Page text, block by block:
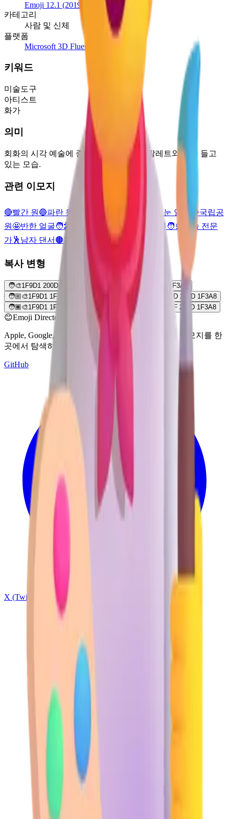
Emoji 12.1 (2019)
카테고리
사람 및 신체
플랫폼
Microsoft 3D Fluent Emoji
키워드
미술도구
아티스트
화가
의미
회화의 시각 예술에 종사하는 사람으로, 팔레트와 붓을 들고
있는 모습.
관련 이모지
🔴빨간 원 🔵파란 원 눈 덮인 산 하트 눈 얼굴 🏞️국립공
원 🤩반한 얼굴🧑‍🎤 고전 양식의 건축물🧑‍💻
기술 전문
가🕺 남자 댄서 🟤갈색 원
복사 변형
🧑‍🎨1F9D1 200D 1F3A8 🧑🏻‍🎨
1F9D1 1F3FB 200D 1F3A8
🧑🏼‍🎨1F9D1 1F3FC 200D 1F3A8
1F9D1 1F3FD 200D 1F3A8
🧑🏾‍🎨1F9D1 1F3FE 200D 1F3A8 🧑🏿‍🎨1F9D1 1F3FF 200D 1F3A8
😊Emoji Directory
Apple, Google, Microsoft 등 여러 디자인 시스템의 이모지를 한
곳에서 탐색하고 다운로드하세요.
GitHub
X (Twitter)